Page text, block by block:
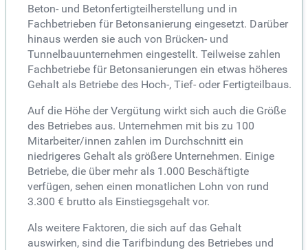
Beton- und Betonfertigteilherstellung und in
Fachbetrieben für Betonsanierung eingesetzt. Darüber
hinaus werden sie auch von Brücken- und
Tunnelbauunternehmen eingestellt. Teilweise zahlen
Fachbetriebe für Betonsanierungen ein etwas höheres
Gehalt als Betriebe des Hoch-, Tief- oder Fertigteilbaus.
Auf die Höhe der Vergütung wirkt sich auch die Größe
des Betriebes aus. Unternehmen mit bis zu 100
Mitarbeiter/innen zahlen im Durchschnitt ein
niedrigeres Gehalt als größere Unternehmen. Einige
Betriebe, die über mehr als 1.000 Beschäftigte
verfügen, sehen einen monatlichen Lohn von rund
3.300 € brutto als Einstiegsgehalt vor.
Als weitere Faktoren, die sich auf das Gehalt
auswirken, sind die Tarifbindung des Betriebes und